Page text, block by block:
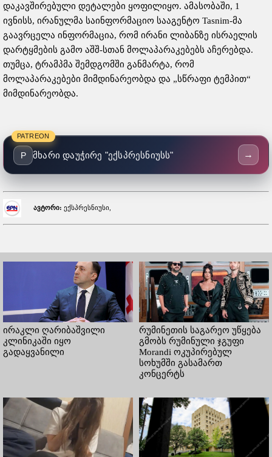
დაკავშირებული დეტალები ყოფილიყო. ამასობაში, 1
ივნისს, ირანულმა საინფორმაციო სააგენტო Tasnim-მა
გაავრცელა ინფორმაცია, რომ ირანი ლიბანზე ისრაელის
დარტყმების გამო აშშ-სთან მოლაპარაკებებს აჩერებდა.
თუმცა, ტრამპმა შემდგომში განმარტა, რომ
მოლაპარაკებები მიმდინარეობდა და „სწრაფი ტემპით“
მიმდინარეობდა.
PATREON
P მხარი დაუჭირე "ექსპრესნიუსს" →
ავტორი: ექსპრესნიუსი,
ირაკლი ღარიბაშვილი
კლინიკაში იყო
გადაყვანილი
რუმინეთის საგარეო უწყება
გმობს რუმინული ჯგუფი
Morandi ოკუპირებულ
სოხუმში გასამართ
კონცერტს